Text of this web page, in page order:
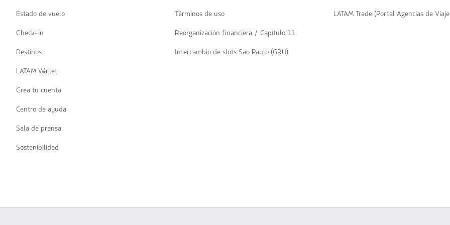
Estado de vuelo
Check-in
Destinos
LATAM Wallet
Crea tu cuenta
Centro de ayuda
Sala de prensa
Sostenibilidad
Términos de uso
Reorganización financiera / Capítulo 11
Intercambio de slots Sao Paulo (GRU)
LATAM Trade (Portal Agencias de